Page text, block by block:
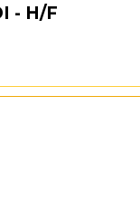
- H/F